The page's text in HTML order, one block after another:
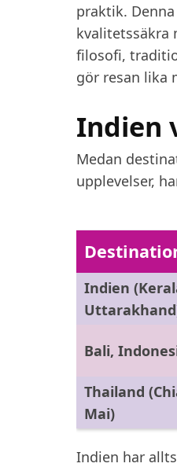
praktik.
kvalitetssäkra
filosofi,
gör resan lika
Indien
Medan
upplevelser,
Indien
Bali,
Thailand
Mai)
Indien har